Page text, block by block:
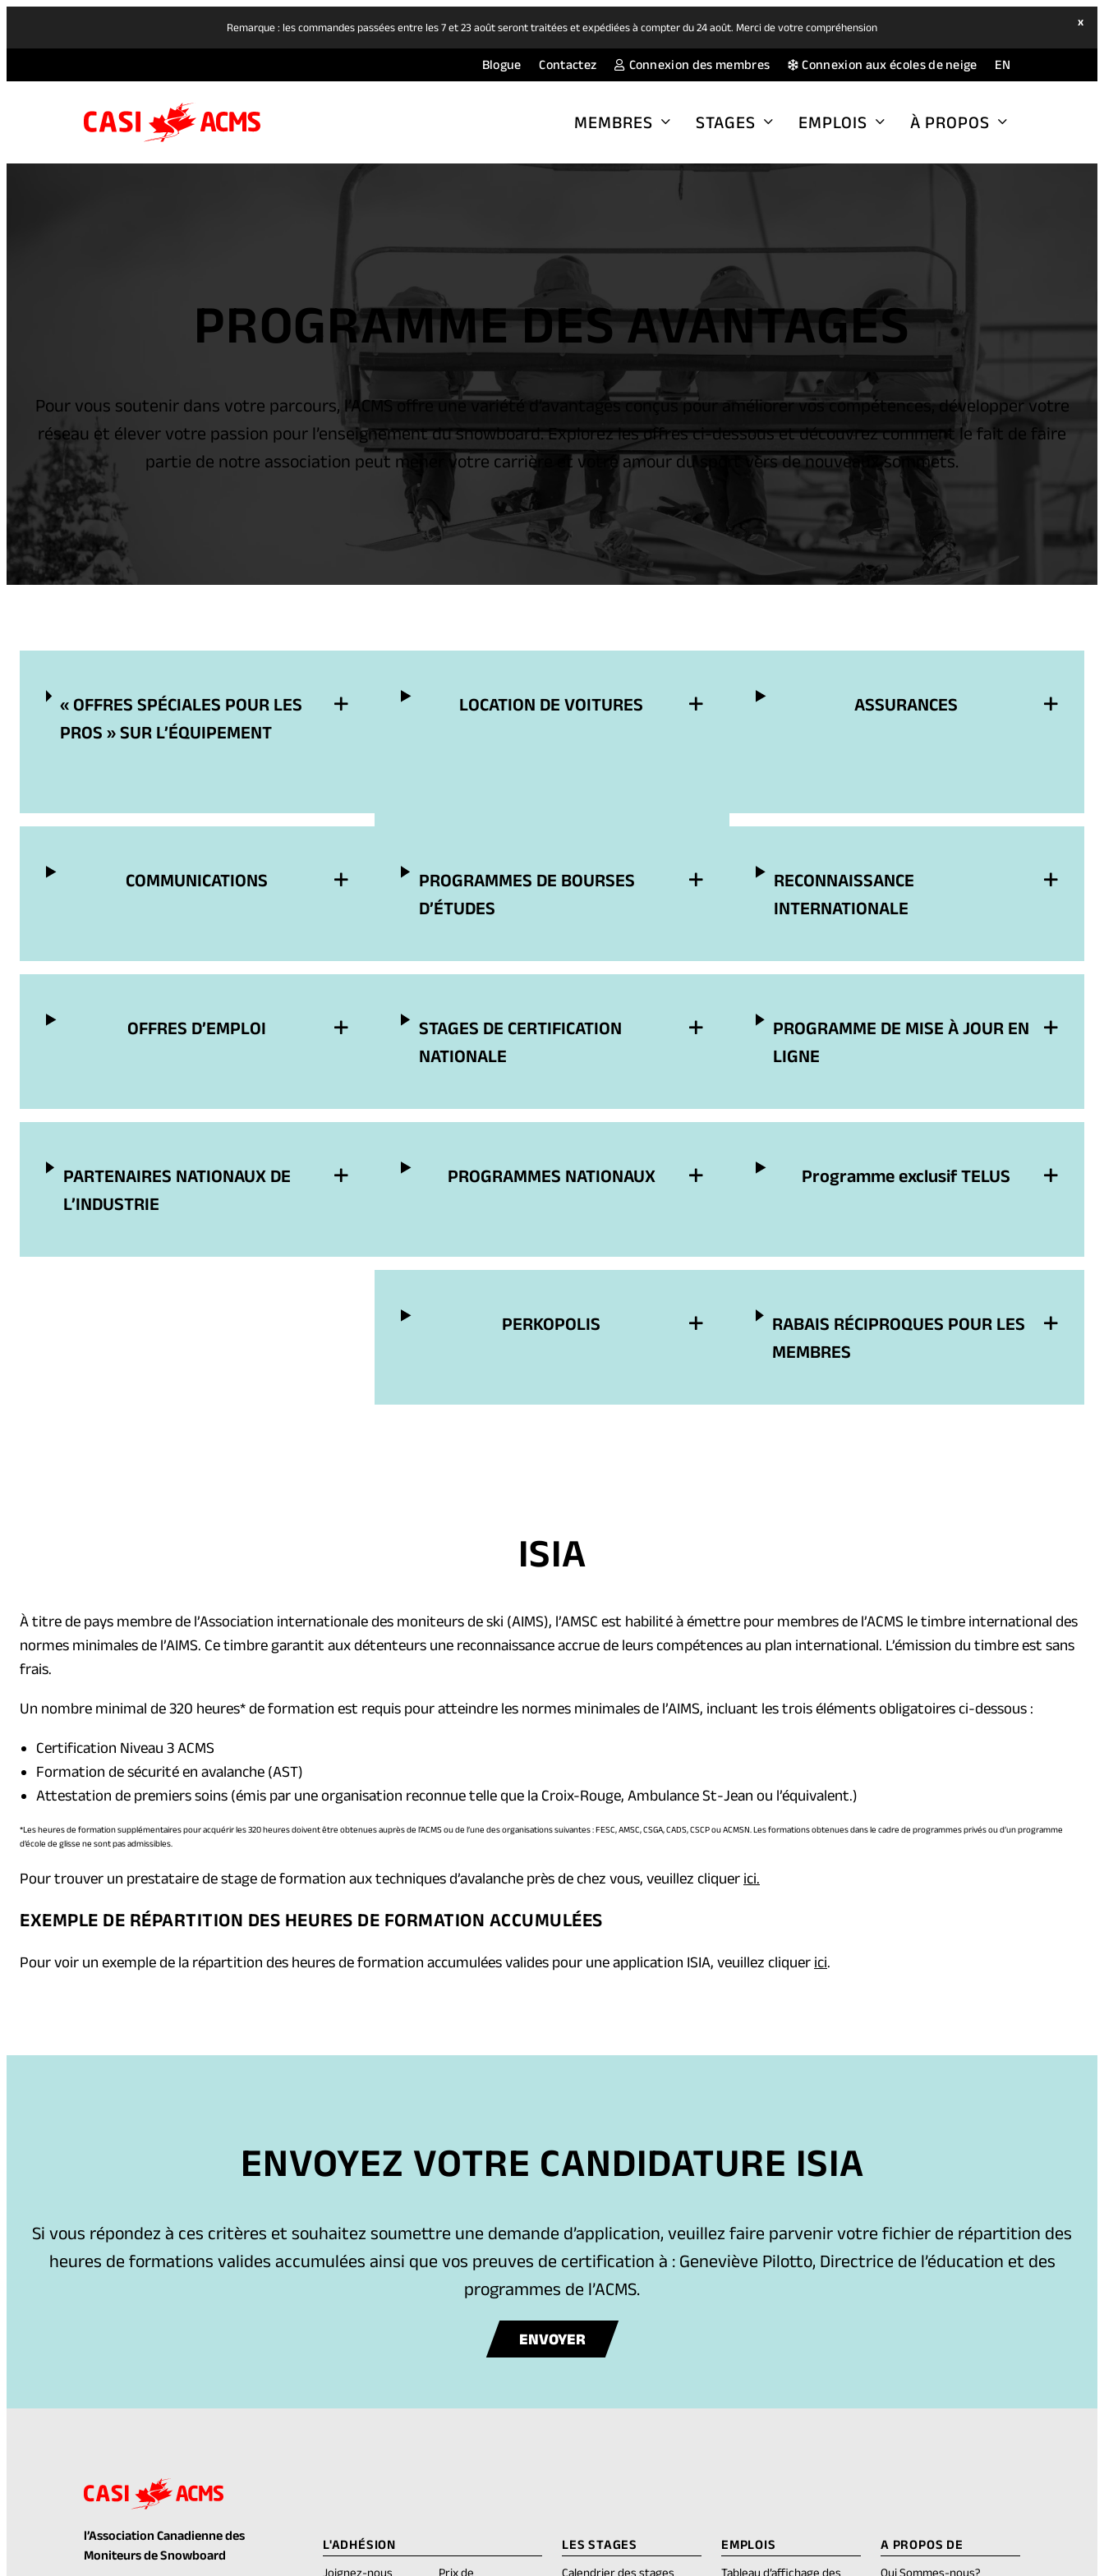
Remarque : les commandes passées entre les 7 et 23 août seront traitées et expédiées à compter du 24 août. Merci de votre compréhension xhide
Blogue Contactez Connexion des membres(opens
in
new
Connexion aux écoles de neige(opens
in
new
EN
MEMBRES STAGES EMPLOIS À PROPOS
PROGRAMME DES AVANTAGES
Pour vous soutenir dans votre parcours, l’ACMS offre une variété d’avantages conçus pour améliorer vos compétences, développer votre
réseau et élever votre passion pour l’enseignement du snowboard. Explorez les offres ci-dessous et découvrez comment le fait de faire
partie de notre association peut mener votre carrière et votre amour du sport vers de nouveaux sommets.
« OFFRES SPÉCIALES POUR LES
PROS » SUR L’ÉQUIPEMENT
LOCATION DE VOITURES ASSURANCES
COMMUNICATIONS
PROGRAMMES DE BOURSES
D’ÉTUDES
RECONNAISSANCE
INTERNATIONALE
OFFRES D’EMPLOI
STAGES DE CERTIFICATION
NATIONALE
PROGRAMME DE MISE À JOUR EN
LIGNE
PARTENAIRES NATIONAUX DE
L’INDUSTRIE
PROGRAMMES NATIONAUX Programme exclusif TELUS
PERKOPOLIS
RABAIS RÉCIPROQUES POUR LES
MEMBRES
ISIA
À titre de pays membre de l’Association internationale des moniteurs de ski (AIMS), l’AMSC est habilité à émettre pour membres de l’ACMS le timbre international des
normes minimales de l’AIMS. Ce timbre garantit aux détenteurs une reconnaissance accrue de leurs compétences au plan international. L’émission du timbre est sans
frais.
Un nombre minimal de 320 heures* de formation est requis pour atteindre les normes minimales de l’AIMS, incluant les trois éléments obligatoires ci-dessous :
Certification Niveau 3 ACMS
Formation de sécurité en avalanche (AST)
Attestation de premiers soins (émis par une organisation reconnue telle que la Croix-Rouge, Ambulance St-Jean ou l’équivalent.)
*Les heures de formation supplémentaires pour acquérir les 320 heures doivent être obtenues auprès de l’ACMS ou de l’une des organisations suivantes : FESC, AMSC, CSGA, CADS, CSCP ou ACMSN. Les formations obtenues dans le cadre de programmes privés ou d’un programme
d’école de glisse ne sont pas admissibles.
Pour trouver un prestataire de stage de formation aux techniques d’avalanche près de chez vous, veuillez cliquer ici.
tab)
EXEMPLE DE RÉPARTITION DES HEURES DE FORMATION ACCUMULÉES
Pour voir un exemple de la répartition des heures de formation accumulées valides pour une application ISIA, veuillez cliquer ici
tab)
.
ENVOYEZ VOTRE CANDIDATURE ISIA
Si vous répondez à ces critères et souhaitez soumettre une demande d’application, veuillez faire parvenir votre fichier de répartition des
heures de formations valides accumulées ainsi que vos preuves de certification à : Geneviève Pilotto, Directrice de l’éducation et des
programmes de l’ACMS.
ENVOYER(
O
E
A
l’Association Canadienne des
Moniteurs de Snowboard
L'ADHÉSION
Joignez-nous
Prix de
LES STAGES
Calendrier des stages
EMPLOIS
Tableau d’affichage des
A PROPOS DE
Qui Sommes-nous?